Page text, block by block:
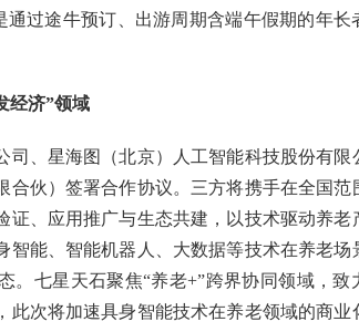
通过途牛预订、出游周期含端午假期的年长
经济”领域
司、星海图（北京）人工智能科技股份有限
合伙）签署合作协议。三方将携手在全国范
证、应用推广与生态共建，以技术驱动养老
智能、智能机器人、大数据等技术在养老场
。七星天石聚焦“养老+”跨界协同领域，致
次将加速具身智能技术在养老领域的商业